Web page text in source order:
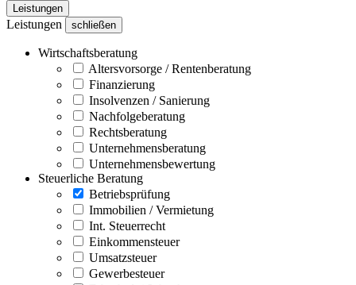
Leistungen
Leistungen schließen
Wirtschaftsberatung
Altersvorsorge / Rentenberatung
Finanzierung
Insolvenzen / Sanierung
Nachfolgeberatung
Rechtsberatung
Unternehmensberatung
Unternehmensbewertung
Steuerliche Beratung
Betriebsprüfung
Immobilien / Vermietung
Int. Steuerrecht
Einkommensteuer
Umsatzsteuer
Gewerbesteuer